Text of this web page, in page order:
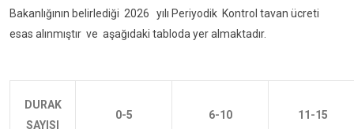
Bakanlığının belirlediği 2026 yılı Periyodik Kontrol tavan ücreti
esas alınmıştır ve aşağıdaki tabloda yer almaktadır.
DURAK
SAYISI
0-5 6-10 11-15